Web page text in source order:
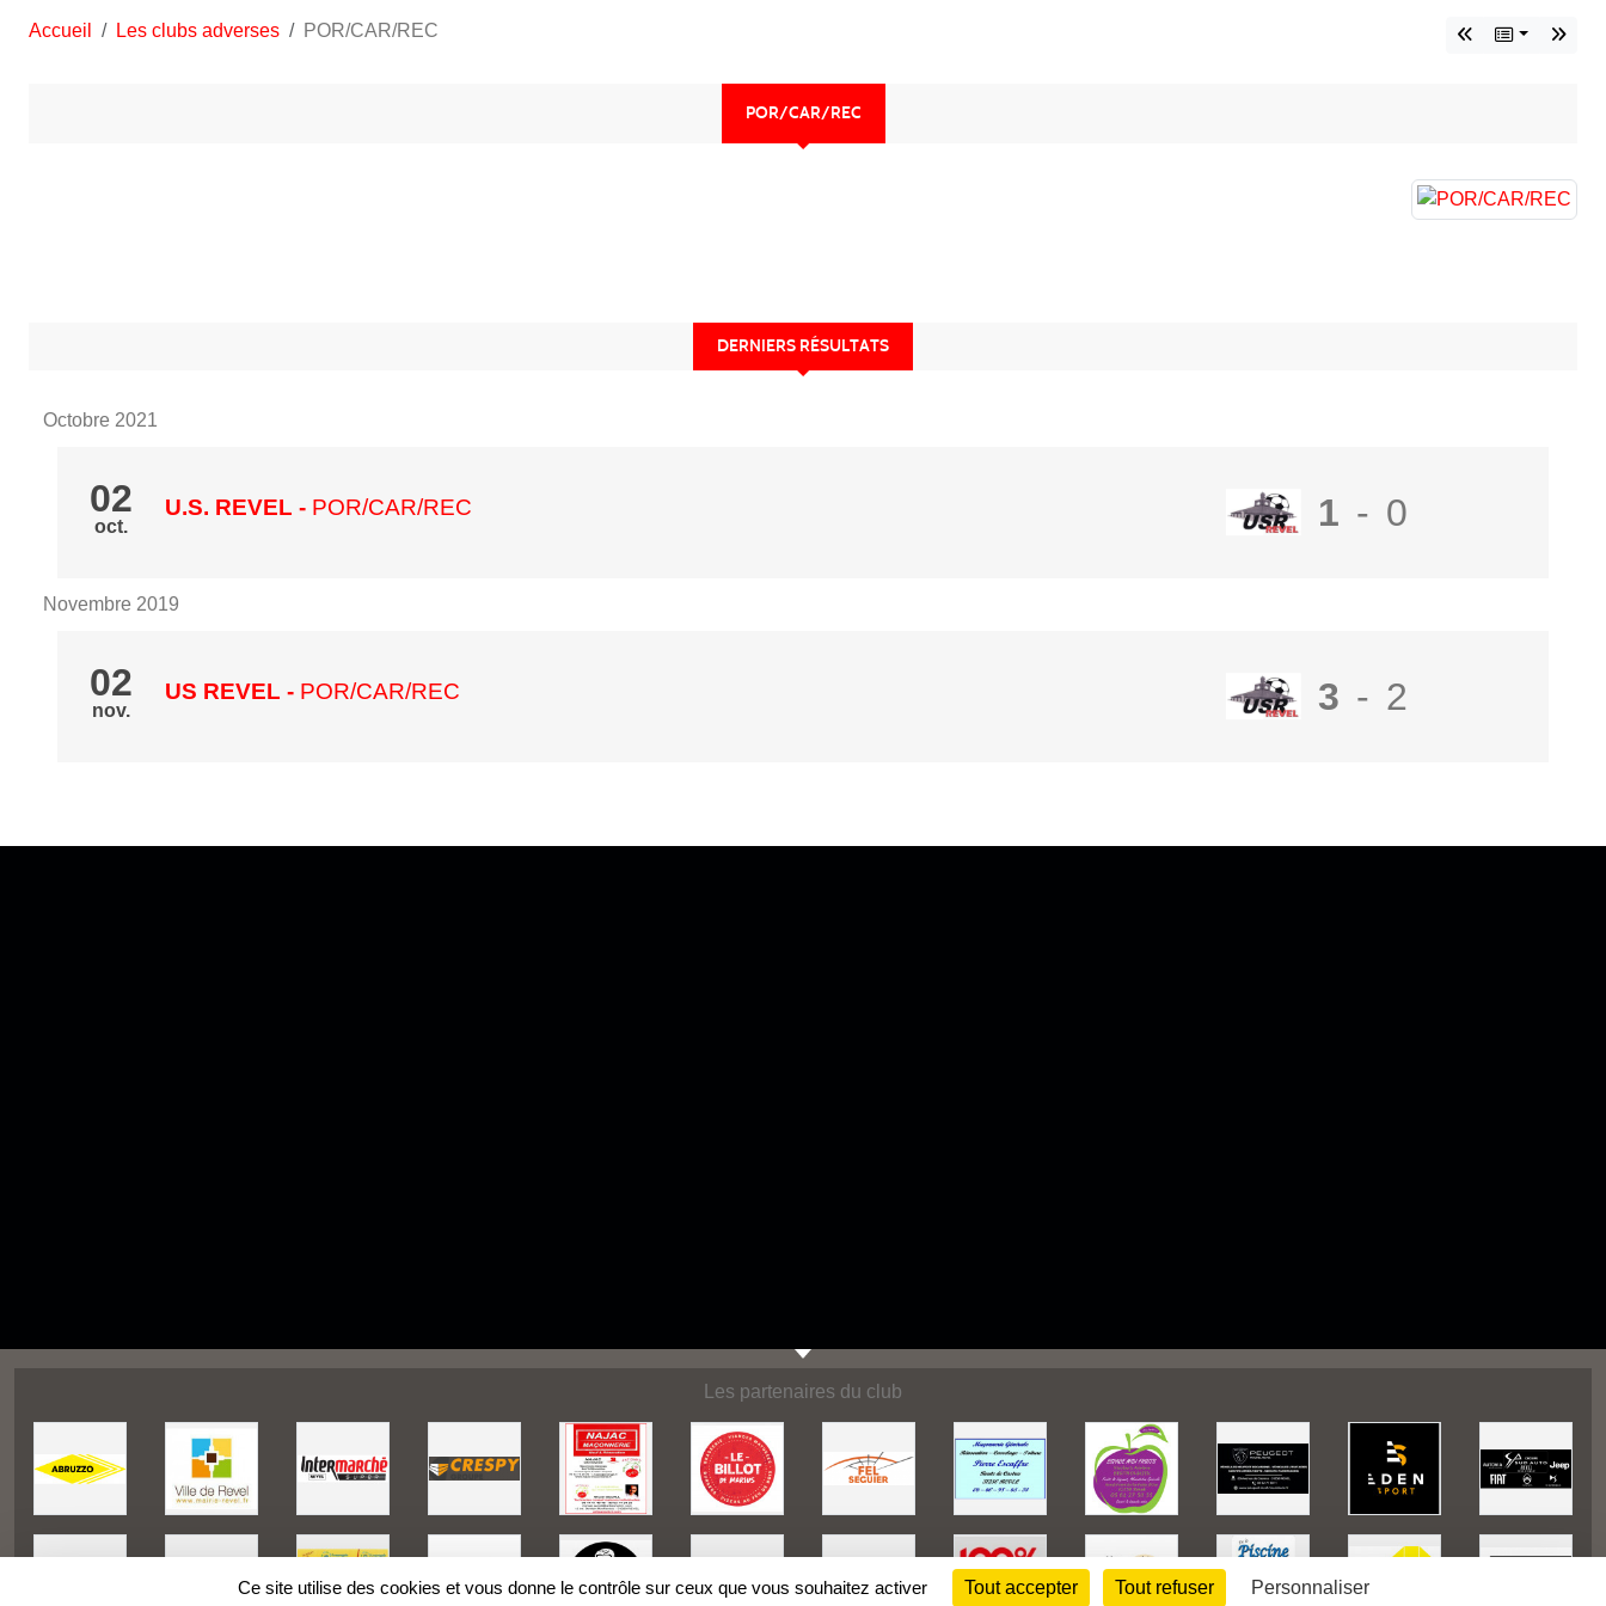
Accueil Les clubs adverses POR/CAR/REC
POR/CAR/REC
DERNIERS RÉSULTATS
Octobre 2021
02
oct.
U.S. REVEL - POR/CAR/REC 1 - 0
Novembre 2019
02
nov.
US REVEL - POR/CAR/REC 3 - 2
Les partenaires du club
Ce site utilise des cookies et vous donne le contrôle sur ceux que vous souhaitez activer Tout accepter Tout refuser Personnaliser